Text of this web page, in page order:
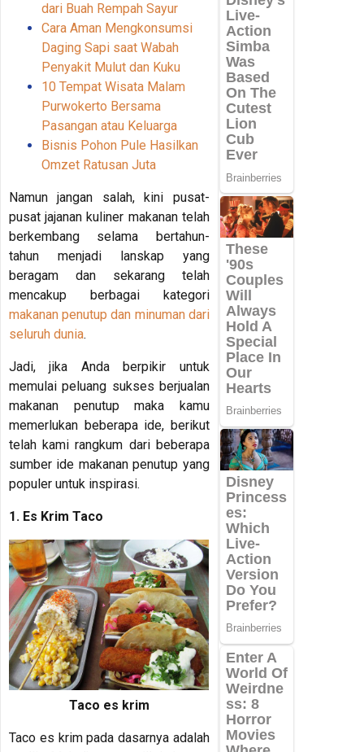
dari Buah Rempah Sayur
Cara Aman Mengkonsumsi
Daging Sapi saat Wabah
Penyakit Mulut dan Kuku
10 Tempat Wisata Malam
Purwokerto Bersama
Pasangan atau Keluarga
Bisnis Pohon Pule Hasilkan
Omzet Ratusan Juta
Namun jangan salah, kini pusat-
pusat jajanan kuliner makanan telah
berkembang selama bertahun-
tahun menjadi lanskap yang
beragam dan sekarang telah
mencakup berbagai kategori
makanan penutup dan minuman dari
seluruh dunia.
Jadi, jika Anda berpikir untuk
memulai peluang sukses berjualan
makanan penutup maka kamu
memerlukan beberapa ide, berikut
telah kami rangkum dari beberapa
sumber ide makanan penutup yang
populer untuk inspirasi.
1. Es Krim Taco
Taco es krim
Taco es krim pada dasarnya adalah